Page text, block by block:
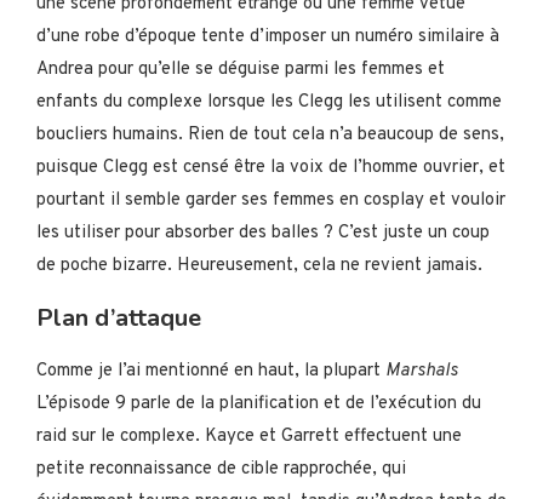
d’une robe d’époque tente d’imposer un numéro similaire à
Andrea pour qu’elle se déguise parmi les femmes et
enfants du complexe lorsque les Clegg les utilisent comme
boucliers humains. Rien de tout cela n’a beaucoup de sens,
puisque Clegg est censé être la voix de l’homme ouvrier, et
pourtant il semble garder ses femmes en cosplay et vouloir
les utiliser pour absorber des balles ? C’est juste un coup
de poche bizarre. Heureusement, cela ne revient jamais.
Plan d’attaque
Comme je l’ai mentionné en haut, la plupart Marshals
L’épisode 9 parle de la planification et de l’exécution du
raid sur le complexe. Kayce et Garrett effectuent une
petite reconnaissance de cible rapprochée, qui